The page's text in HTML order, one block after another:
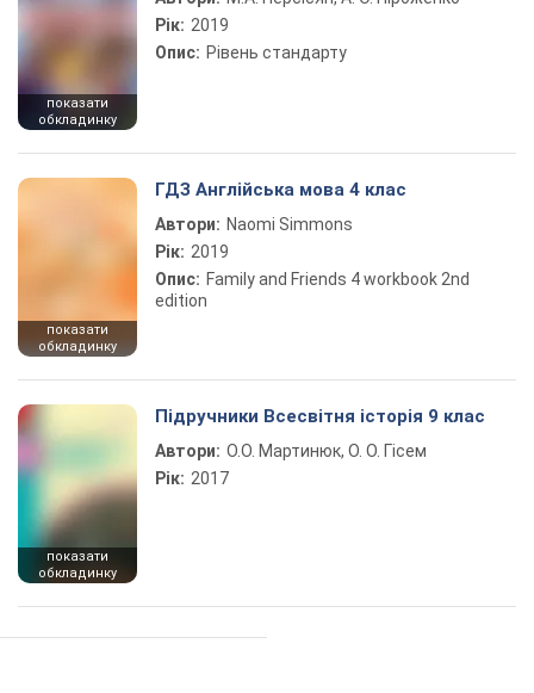
показати
обкладинку
Рік: 2019
Опис: Рівень стандарту
показати
обкладинку
ГДЗ Англійська мова 4 клас
Автори: Naomi Simmons
Рік: 2019
Опис: Family and Friends 4 workbook 2nd
edition
показати
обкладинку
Підручники Всесвітня історія 9 клас
Автори: О.О. Мартинюк, О. О. Гісем
Рік: 2017